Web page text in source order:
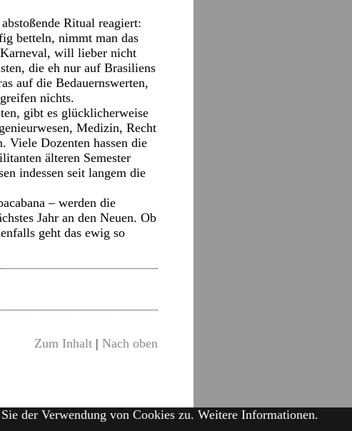
Ritual reagiert:
betteln, nimmt man das
will lieber nicht
die eh nur auf Brasiliens
auf die Bedauernswerten,
nichts.
gibt es glücklicherweise
Medizin, Recht
Viele Dozenten hassen die
älteren Semester
indessen seit langem die
– werden die
Jahr an den Neuen. Ob
geht das ewig so
Zum Inhalt | Nach oben
der Verwendung von Cookies zu. Weitere Informationen.